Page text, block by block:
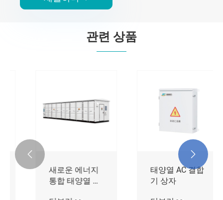
관련 상품
AC 충전 파일
벽 장착 및 기둥
DC 소형 통합
 